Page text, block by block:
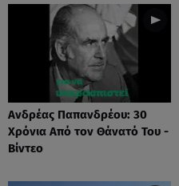
Ανδρέας Παπανδρέου: 30
Χρόνια Από τον Θάνατό Του -
Βίντεο